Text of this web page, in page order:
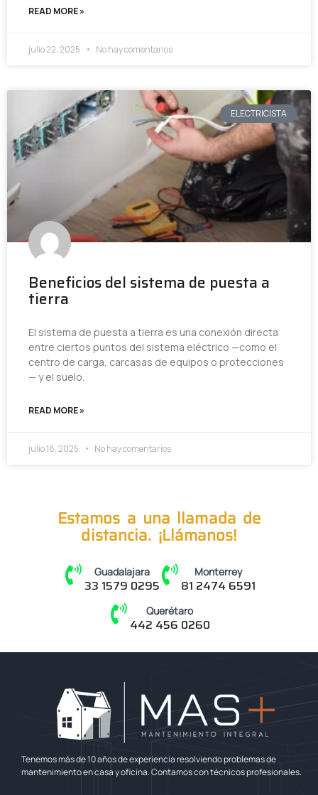
READ MORE »
julio 22, 2025 No hay comentarios
ELECTRICISTA
Beneficios del sistema de puesta a
tierra
El sistema de puesta a tierra es una conexión directa
entre ciertos puntos del sistema eléctrico —como el
centro de carga, carcasas de equipos o protecciones
— y el suelo.
READ MORE »
julio 18, 2025 No hay comentarios
Estamos a una llamada de
distancia. ¡Llámanos!
Guadalajara
33 1579 0295
Monterrey
81 2474 6591
Querétaro
442 456 0260
Tenemos más de 10 años de experiencia resolviendo problemas de
mantenimiento en casa y oficina. Contamos con técnicos profesionales.